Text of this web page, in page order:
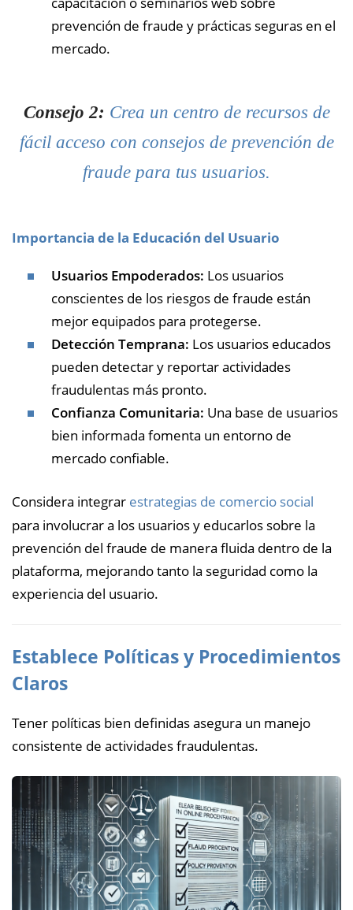
prevención de fraude y prácticas seguras en el
mercado.
Consejo 2: Crea un centro de recursos de
fácil acceso con consejos de prevención de
fraude para tus usuarios.
Importancia de la Educación del Usuario
Usuarios Empoderados: Los usuarios
conscientes de los riesgos de fraude están
mejor equipados para protegerse.
Detección Temprana: Los usuarios educados
pueden detectar y reportar actividades
fraudulentas más pronto.
Confianza Comunitaria: Una base de usuarios
bien informada fomenta un entorno de
mercado confiable.
Considera integrar estrategias de comercio social
para involucrar a los usuarios y educarlos sobre la
prevención del fraude de manera fluida dentro de la
plataforma, mejorando tanto la seguridad como la
experiencia del usuario.
Establece Políticas y Procedimientos
Claros
Tener políticas bien definidas asegura un manejo
consistente de actividades fraudulentas.